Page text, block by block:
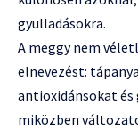
gyulladásokra.
A meggy nem
elnevezést:
antioxidánsokat
miközben